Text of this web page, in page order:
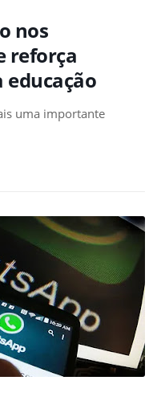
nos
reforça
educação
uma importante